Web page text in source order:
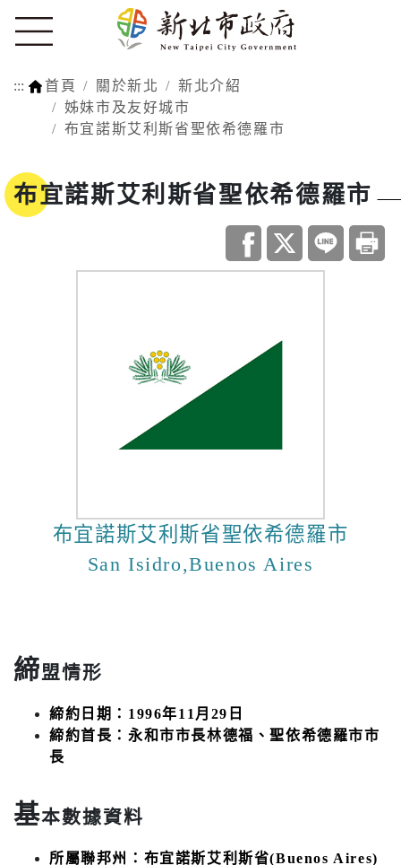
::: 首頁 關於新北
新北介紹
姊妹市及友好城市
布宜諾斯艾利斯省聖依希德羅市
布宜諾斯艾利斯省聖依希德羅市
布宜諾斯艾利斯省聖依希德羅市
San Isidro,Buenos Aires
締盟情形
締約日期：1996年11月29日
締約首長：永和市市長林德福、聖依希德羅市市
長
基本數據資料
所屬聯邦州：布宜諾斯艾利斯省(Buenos Aires)